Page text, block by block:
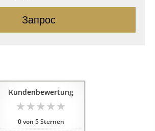
Запрос
Kundenbewertung
0von 5Sternen